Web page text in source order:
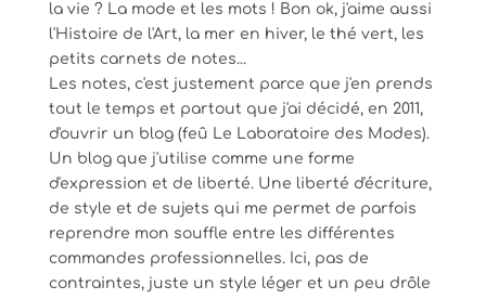
la vie ? La mode et les mots ! Bon ok, j'aime aussi
l'Histoire de l'Art, la mer en hiver, le thé vert, les
petits carnets de notes...
Les notes, c'est justement parce que j'en prends
tout le temps et partout que j'ai décidé, en 2011,
d'ouvrir un blog (feû Le Laboratoire des Modes).
Un blog que j'utilise comme une forme
d'expression et de liberté. Une liberté d'écriture,
de style et de sujets qui me permet de parfois
reprendre mon souffle entre les différentes
commandes professionnelles. Ici, pas de
contraintes, juste un style léger et un peu drôle